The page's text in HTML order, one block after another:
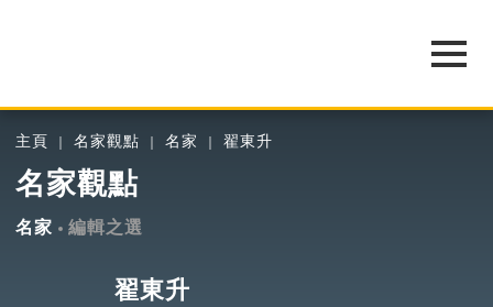
主頁 名家觀點 名家 翟東升
名家觀點
名家 編輯之選
翟東升